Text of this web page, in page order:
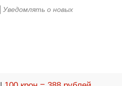
Уведомлять о новых